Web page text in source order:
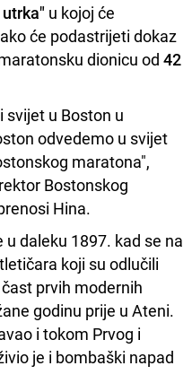
u kojoj će
će podastrijeti dokaz
dionicu od 42
svijet u Boston u
odvedemo u svijet
maratona",
Bostonskog
Hina.
daleku 1897. kad se na
koji su odlučili
prvih modernih
godinu prije u Ateni.
i tokom Prvog i
je i bombaški napad